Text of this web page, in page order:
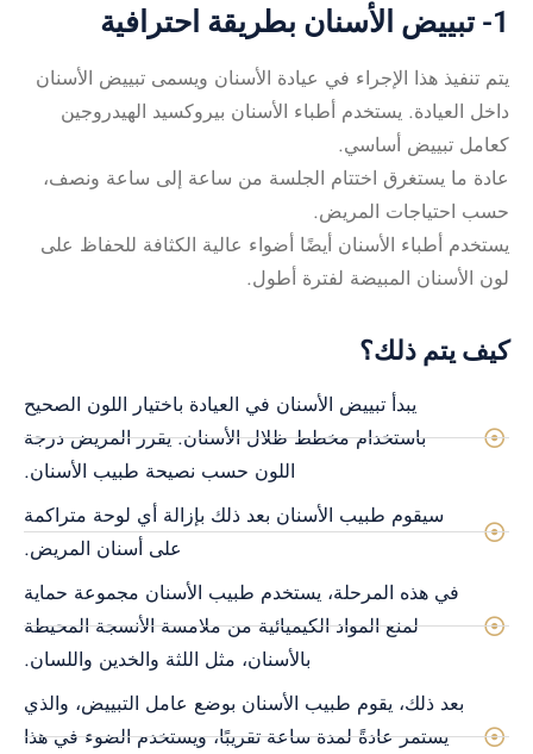
1- تبييض الأسنان بطريقة احترافية
يتم تنفيذ هذا الإجراء في عيادة الأسنان ويسمى تبييض الأسنان
داخل العيادة. يستخدم أطباء الأسنان بيروكسيد الهيدروجين
كعامل تبييض أساسي.
عادة ما يستغرق اختتام الجلسة من ساعة إلى ساعة ونصف،
حسب احتياجات المريض.
يستخدم أطباء الأسنان أيضًا أضواء عالية الكثافة للحفاظ على
لون الأسنان المبيضة لفترة أطول.
كيف يتم ذلك؟
يبدأ تبييض الأسنان في العيادة باختيار اللون الصحيح
باستخدام مخطط ظلال الأسنان. يقرر المريض درجة
اللون حسب نصيحة طبيب الأسنان.
سيقوم طبيب الأسنان بعد ذلك بإزالة أي لوحة متراكمة
على أسنان المريض.
في هذه المرحلة، يستخدم طبيب الأسنان مجموعة حماية
لمنع المواد الكيميائية من ملامسة الأنسجة المحيطة
بالأسنان، مثل اللثة والخدين واللسان.
بعد ذلك، يقوم طبيب الأسنان بوضع عامل التبييض، والذي
يستمر عادةً لمدة ساعة تقريبًا، ويستخدم الضوء في هذا